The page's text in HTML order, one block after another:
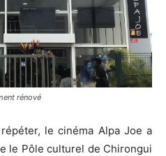
rénové
le cinéma Alpa Joe a
le Pôle culturel de Chirongui